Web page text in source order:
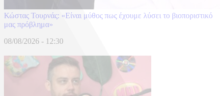
Κώστας Τουρνάς: «Είναι μύθος πως έχουμε λύσει το βιοποριστικό
μας πρόβλημα»
08/08/2026 - 12:30